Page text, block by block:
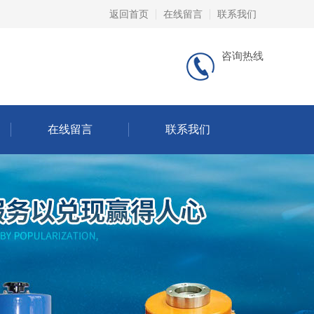
返回首页 在线留言 联系我们
咨询热线
在线留言 联系我们